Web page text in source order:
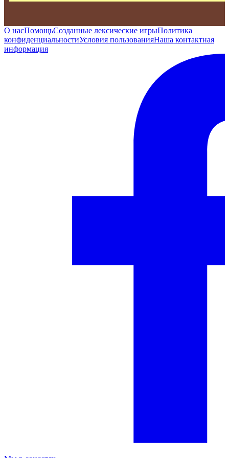
О насПомощьСозданные лексические игрыПолитика
конфиденциальностиУсловия пользованияНаша контактная
информация